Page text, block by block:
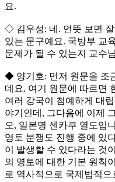
요.
◇ 김우성: 네. 언뜻 보면
있는 문구예요. 국방부 교
문제가 될 수 있는지 교수
◆ 양기호: 먼저 원문을 조
데요. 여기 원문에 따르면
여러 강국이 첨예하게 대
야기인데, 그다음에 이제
오, 일본명 센카쿠 열도입
영토 분쟁도 진행 중에 있
이 발생할 수 있다라는 것
의 영토에 대한 기본 원칙
로 역사적으로 국제법적으